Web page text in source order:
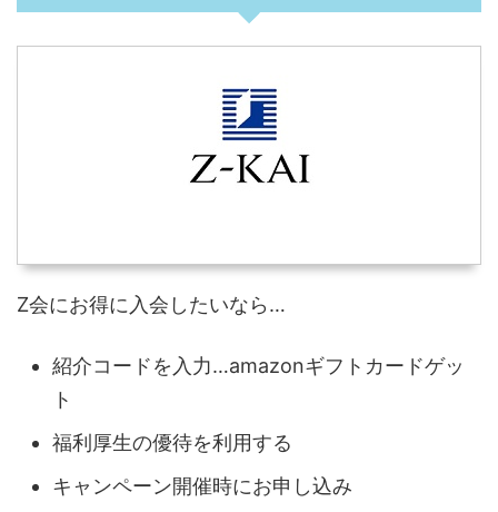
Z会にお得に入会したいなら…
紹介コードを入力…amazonギフトカードゲッ
ト
福利厚生の優待を利用する
キャンペーン開催時にお申し込み